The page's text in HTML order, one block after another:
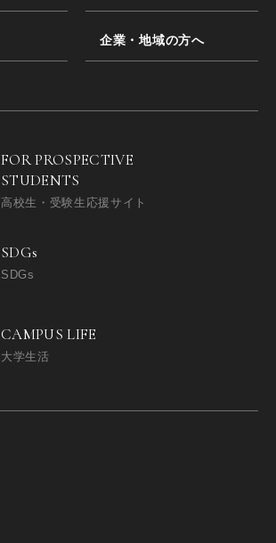
企業・地域の方へ
FOR PROSPECTIVE
STUDENTS
高校生・受験生応援サイト
SDGs
SDGs
CAMPUS LIFE
大学生活